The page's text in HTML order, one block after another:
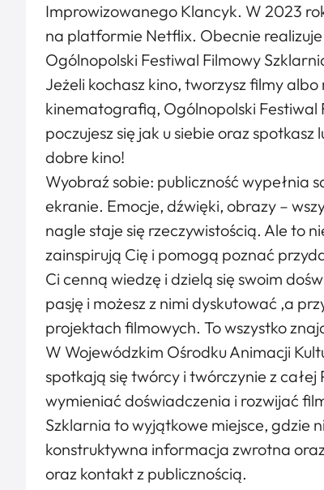
Improwizowanego Klancyk. W 2023
na platformie Netflix. Obecnie
Ogólnopolski Festiwal Filmowy
Jeżeli kochasz kino, tworzysz filmy
kinematografią, Ogólnopolski Festiwal
poczujesz się jak u siebie oraz
dobre kino!
Wyobraź sobie: publiczność wypełnia
ekranie. Emocje, dźwięki, obrazy –
nagle staje się rzeczywistością. Ale to
zainspirują Cię i pomogą poznać
Ci cenną wiedzę i dzielą się swoim
pasję i możesz z nimi dyskutować ,a
projektach filmowych. To wszystko
W Wojewódzkim Ośrodku Animacji
spotkają się twórcy i twórczynie z
wymieniać doświadczenia i rozwijać
Szklarnia to wyjątkowe miejsce, gdzie
konstruktywna informacja zwrotna
oraz kontakt z publicznością.